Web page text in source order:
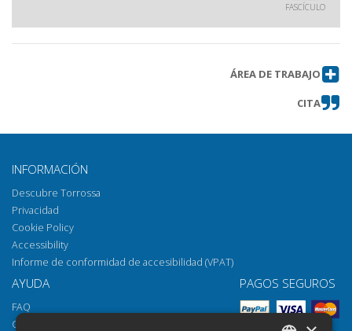
FASCÍCULO
ÁREA DE TRABAJO
CITA
INFORMACIÓN
Descubre Torrossa
Privacidad
Cookie Policy
Accessibility
Informe de conformidad de accesibilidad (VPAT)
AYUDA
FAQ
Cómo abrir los archivos
PAGOS SEGUROS